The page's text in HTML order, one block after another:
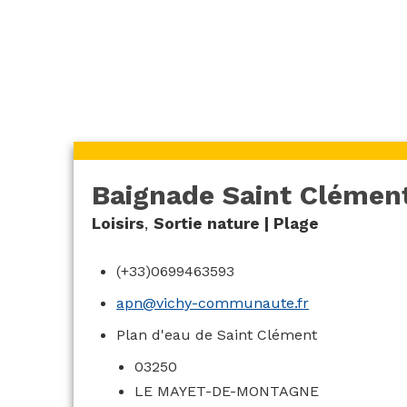
Baignade Saint
Loisirs, Sortie nature | Plage
(+33)0699463593
apn@vichy-communaute.fr
Plan d'eau de Saint Clément
03250
LE MAYET-DE-MONTAGNE